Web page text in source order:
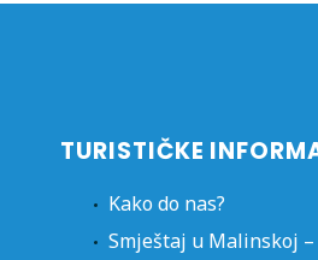
TURISTIČKE
Kako do nas?
Smještaj u Malinskoj